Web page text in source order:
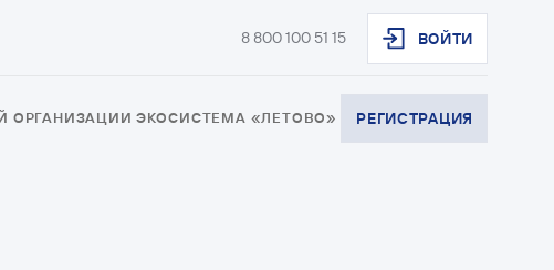
8 800 100 51 15 ВОЙТИ
ОРГАНИЗАЦИИ ЭКОСИСТЕМА «ЛЕТОВО» РЕГИСТРАЦИЯ